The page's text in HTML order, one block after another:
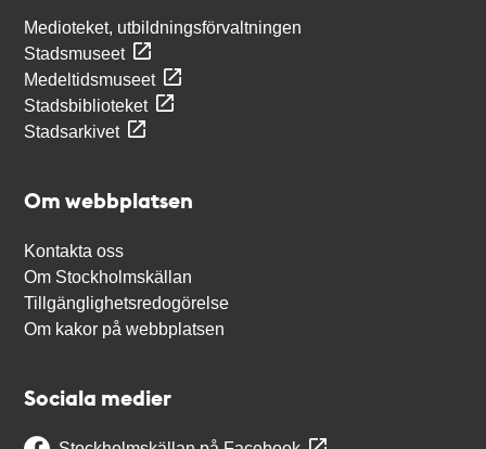
Medioteket, utbildningsförvaltningen
Stadsmuseet
Medeltidsmuseet
Stadsbiblioteket
Stadsarkivet
Om webbplatsen
Kontakta oss
Om Stockholmskällan
Tillgänglighetsredogörelse
Om kakor på webbplatsen
Sociala medier